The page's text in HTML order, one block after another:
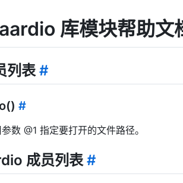
库模块帮助文
列表 #
#
数 @1 指定要打开的文件路径。
成员列表 #